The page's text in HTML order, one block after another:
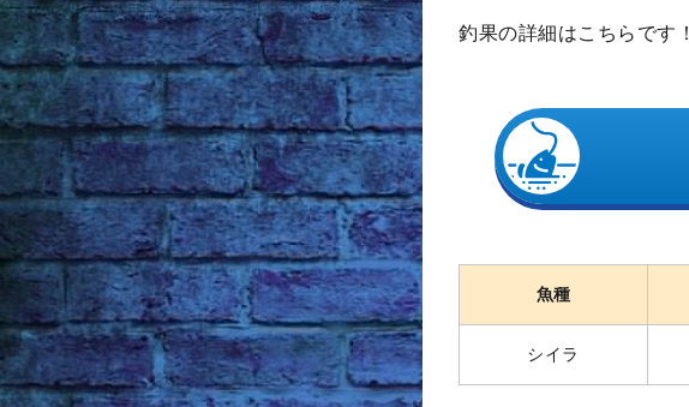
釣果の詳細はこちらです！
魚種
シイラ